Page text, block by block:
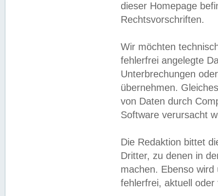
dieser Homepage
Rechtsvorschriften.
Wir möchten
fehlerfrei angelegte
Unterbrechungen
übernehmen.
von Daten durch
Software verursacht
Die Redaktion bittet
Dritter, zu denen in
machen. Ebenso
fehlerfrei, aktuell oder